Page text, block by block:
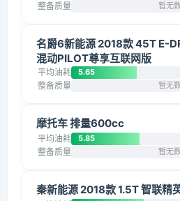
整备质量 暂无
名爵6新能源 2018款 45T E-
混动PILOT尊享互联网版
平均油耗 5.65
整备质量 暂无
摩托车 排量600cc
平均油耗 5.85
整备质量 暂无
秦新能源 2018款 1.5T 智联精